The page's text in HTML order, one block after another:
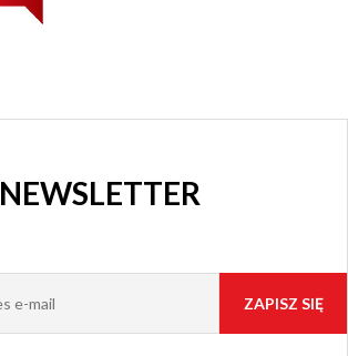
NEWSLETTER